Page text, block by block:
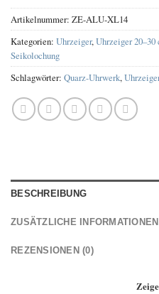
Artikelnummer: ZE-ALU-XL14
Kategorien: Uhrzeiger,Uhrzeiger 20–30
Seikolochung
Schlagwörter: Quarz-Uhrwerk,Uhrzeiger
BESCHREIBUNG
ZUSÄTZLICHE INFORMATIONEN
REZENSIONEN (0)